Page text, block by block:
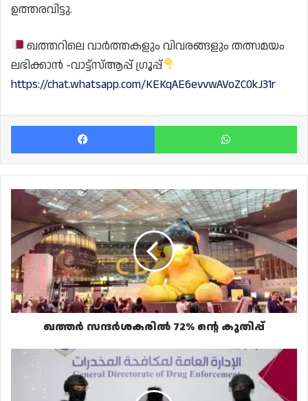
ഉത്തരവിട്ടു.
ഖത്തറിലെ വാർത്തകളും വിവരങ്ങളും തത്സമയം
ലഭിക്കാൻ -വാട്ട്സ്ആപ്പ് ഗ്രൂപ്പ്
https://chat.whatsapp.com/KEKqAE6evvwAVoZC0kJ31r
Facebook
ഖത്തർ
സന്ദർശകരിൽ
72%
ന്റെ
കുതിപ്പ്
ഖത്തർ സന്ദർശകരിൽ 72% ന്റെ കുതിപ്പ്
മയക്കുമരുന്ന്
ഖത്തറിൽ